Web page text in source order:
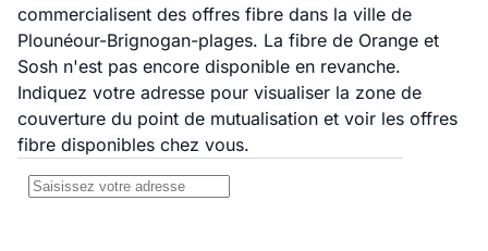
commercialisent des offres fibre dans la ville de
Plounéour-Brignogan-plages. La fibre de Orange et
Sosh n'est pas encore disponible en revanche.
Indiquez votre adresse pour visualiser la zone de
couverture du point de mutualisation et voir les offres
fibre disponibles chez vous.